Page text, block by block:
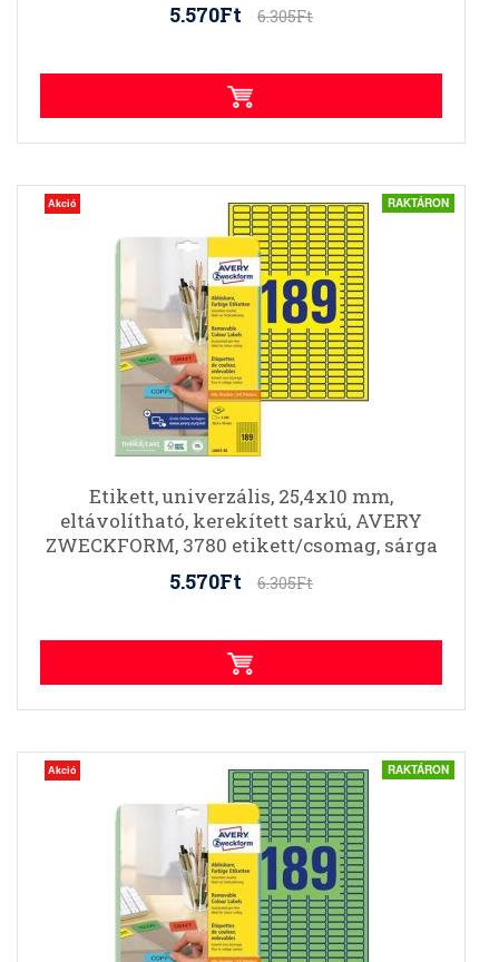
5.570Ft 6.305Ft
Akció RAKTÁRON
Etikett, univerzális, 25,4x10 mm,
eltávolítható, kerekített sarkú, AVERY
ZWECKFORM, 3780 etikett/csomag, sárga
5.570Ft 6.305Ft
Akció RAKTÁRON